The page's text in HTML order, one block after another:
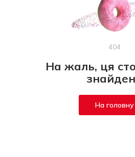
404
На жаль, ця
На головну